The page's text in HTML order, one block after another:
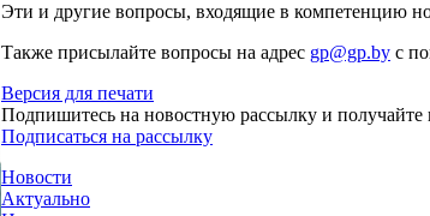
Эти и другие вопросы, входящие в компетенцию
Также присылайте вопросы на адрес gp@gp.by с
Версия для печати
Подпишитесь на новостную рассылку и
Подписаться на рассылку
Новости
Актуально